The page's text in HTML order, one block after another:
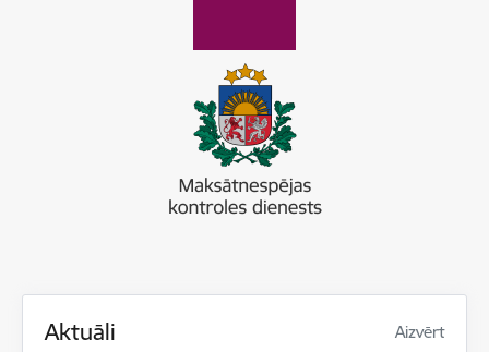
Aktuāli Aizvērt